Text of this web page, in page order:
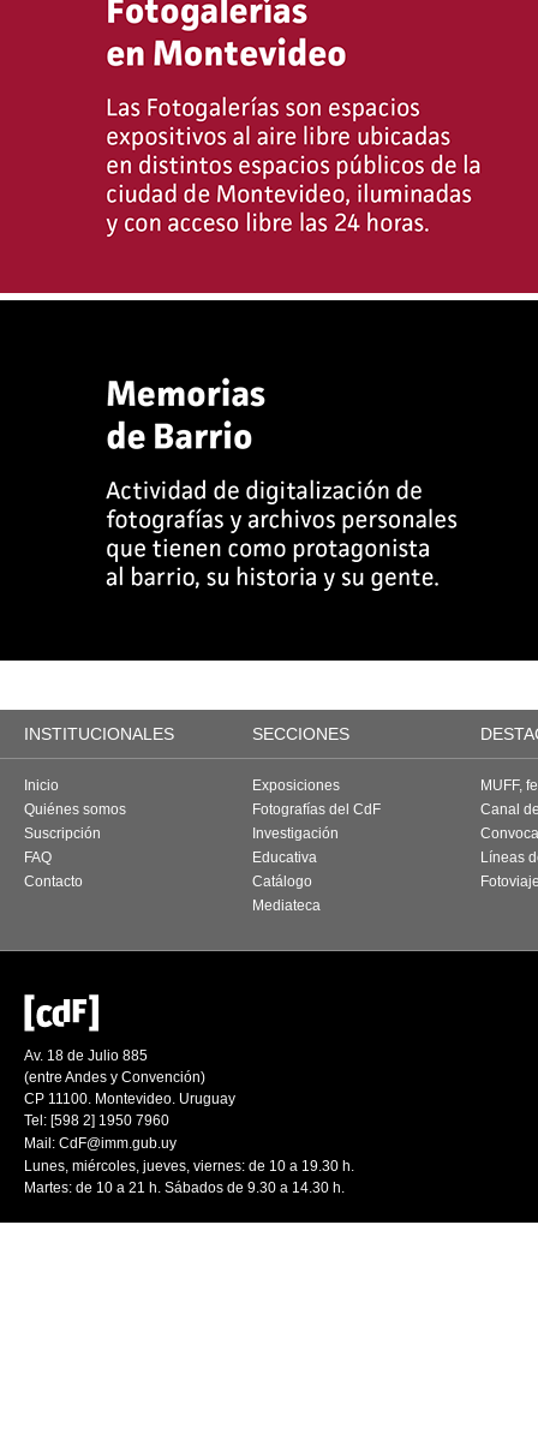
INSTITUCIONALES SECCIONES
Inicio
Quiénes somos
Suscripción
FAQ
Contacto
Exposiciones
Fotografías del CdF
Investigación
Educativa
Catálogo
Mediateca
MUFF,
Canal
Líneas
Av. 18 de Julio 885
(entre Andes y Convención)
CP 11100. Montevideo. Uruguay
Tel: [598 2] 1950 7960
Mail: CdF@imm.gub.uy
Lunes, miércoles, jueves, viernes: de 10 a 19.30 h.
Martes: de 10 a 21 h. Sábados de 9.30 a 14.30 h.